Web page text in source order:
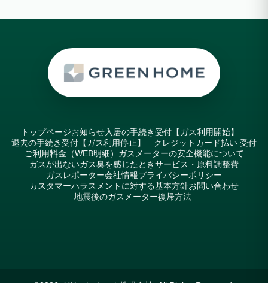
トップページお知らせ入居の手続き受付【ガス利用開始】
退去の手続き受付【ガス利用停止】 クレジットカード払い 受付
ご利用料金（WEB明細） ガスメーターの安全機能について
ガスが出ないガス臭を感じたときサービス・原料調整費
ガスレポーター会社情報プライバシーポリシー
カスタマーハラスメントに対する基本方針お問い合わせ
地震後のガスメーター復帰方法